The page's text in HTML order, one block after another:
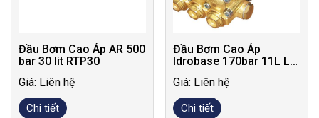
Đầu Bơm Cao Áp AR 500
bar 30 lit RTP30
Giá: Liên hệ
Chi tiết
Đầu Bơm Cao Áp
Idrobase 170bar 11L LS
Giá: Liên hệ
Chi tiết